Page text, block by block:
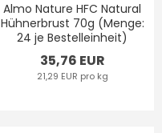
Almo Nature HFC Natural
Hühnerbrust 70g (Menge:
24 je Bestelleinheit)
35,76 EUR
21,29 EUR pro kg